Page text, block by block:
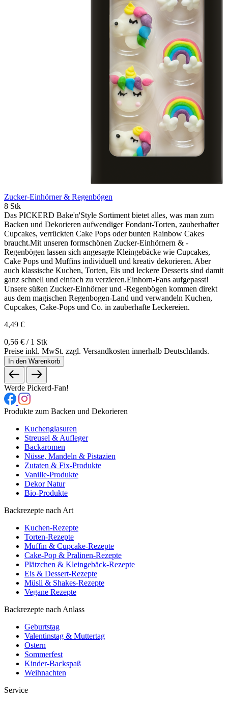
Zucker-Einhörner & Regenbögen
8 Stk
Das PICKERD Bake'n'Style Sortiment bietet alles, was man zum
Backen und Dekorieren aufwendiger Fondant-Torten, zauberhafter
Cupcakes, verrückten Cake Pops oder bunten Rainbow Cakes
braucht.Mit unseren formschönen Zucker-Einhörnern & -
Regenbögen lassen sich angesagte Kleingebäcke wie Cupcakes,
Cake Pops und Muffins individuell und kreativ dekorieren. Aber
auch klassische Kuchen, Torten, Eis und leckere Desserts sind damit
ganz schnell und einfach zu verzieren.Einhorn-Fans aufgepasst!
Unsere süßen Zucker-Einhörner und -Regenbögen kommen direkt
aus dem magischen Regenbogen-Land und verwandeln Kuchen,
Cupcakes, Cake-Pops und Co. in zauberhafte Leckereien.
4,49 €
0,56 € / 1 Stk
Preise inkl. MwSt. zzgl. Versandkosten innerhalb Deutschlands.
In den Warenkorb
Werde Pickerd-Fan!
Produkte zum Backen und Dekorieren
Kuchenglasuren
Streusel & Aufleger
Backaromen
Nüsse, Mandeln & Pistazien
Zutaten & Fix-Produkte
Vanille-Produkte
Dekor Natur
Bio-Produkte
Backrezepte nach Art
Kuchen-Rezepte
Torten-Rezepte
Muffin & Cupcake-Rezepte
Cake-Pop & Pralinen-Rezepte
Plätzchen & Kleingebäck-Rezepte
Eis & Dessert-Rezepte
Müsli & Shakes-Rezepte
Vegane Rezepte
Backrezepte nach Anlass
Geburtstag
Valentinstag & Muttertag
Ostern
Sommerfest
Kinder-Backspaß
Weihnachten
Service